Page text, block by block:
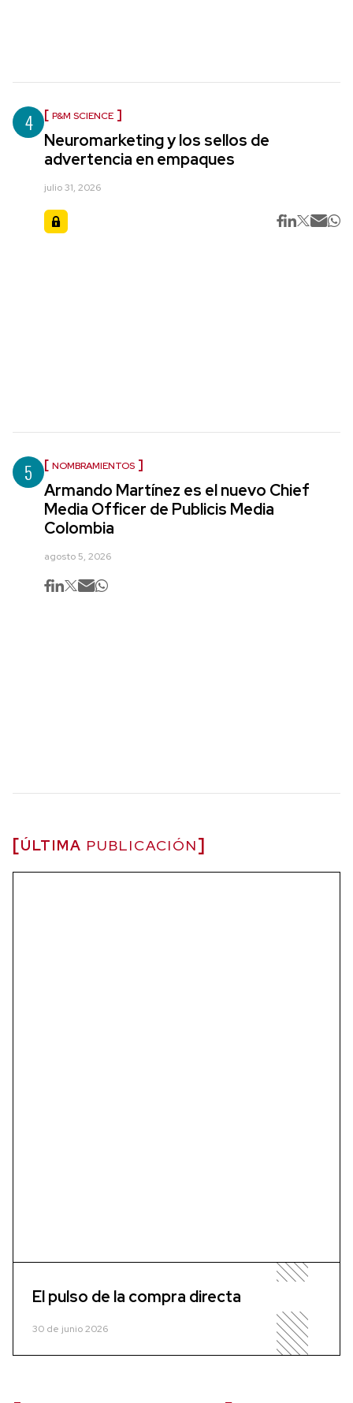
4 P&M SCIENCE
Neuromarketing y los sellos de
advertencia en empaques
julio 31, 2026
5 NOMBRAMIENTOS
Armando Martínez es el nuevo Chief
Media Officer de Publicis Media
Colombia
agosto 5, 2026
ÚLTIMA PUBLICACIÓN
El pulso de la compra directa
30 de junio 2026